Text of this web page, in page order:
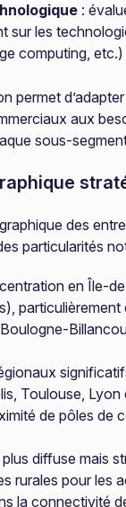
:
sur les
computing, etc.)
permet
aux
sous-
des
particularités
en Île-
particulièrement
Toulouse, Lyon
de pôles de
diffuse mais
rurales pour les
la connectivité